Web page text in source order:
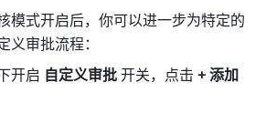
模式开启后，你可以进一步为特定的
审批流程：
开启 自定义审批 开关，点击 + 添加